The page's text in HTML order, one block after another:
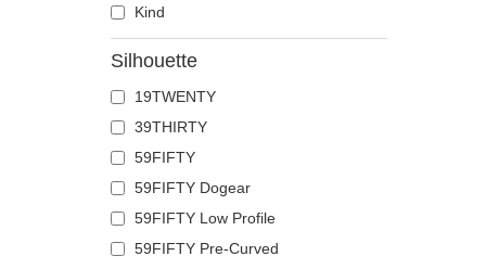
Einhorn
Elch
Ente
Eule
Flamingo
Französische bulldogge
Fuchs
Geier
Gepard
Kind
Silhouette
19TWENTY
39THIRTY
59FIFTY
59FIFTY Dogear
59FIFTY Low Profile
59FIFTY Pre-Curved